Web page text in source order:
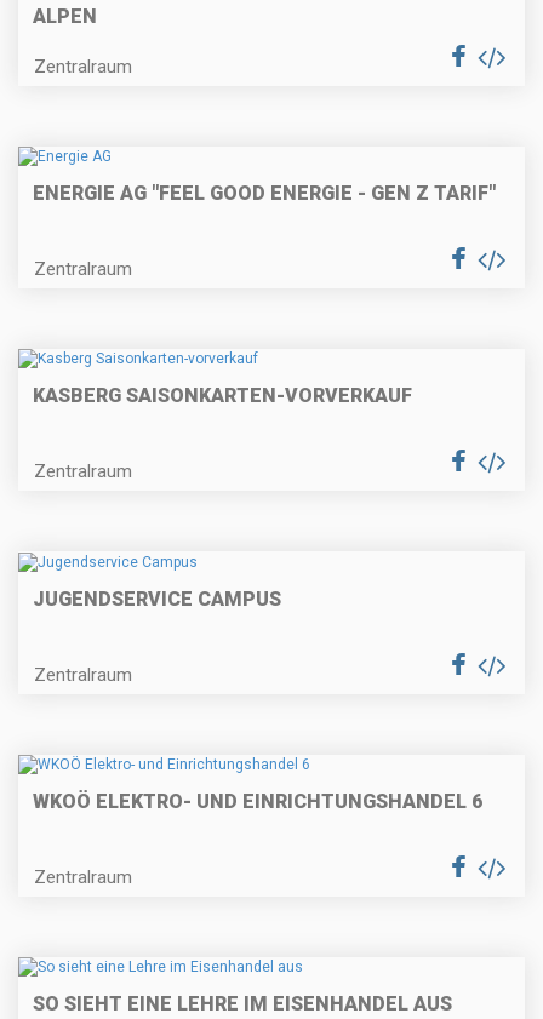
ALPEN
Zentralraum
ENERGIE AG "FEEL GOOD ENERGIE - GEN Z TARIF"
Zentralraum
KASBERG SAISONKARTEN-VORVERKAUF
Zentralraum
JUGENDSERVICE CAMPUS
Zentralraum
WKOÖ ELEKTRO- UND EINRICHTUNGSHANDEL 6
Zentralraum
SO SIEHT EINE LEHRE IM EISENHANDEL AUS